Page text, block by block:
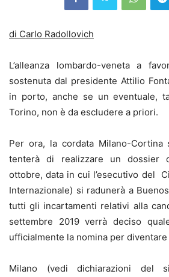
di Carlo Radollovich
L’alleanza lombardo-veneta a
sostenuta dal presidente Attilio
in porto, anche se un eventuale,
Torino, non è da escludere a priori.
Per ora, la cordata Milano-Cortina
tenterà di realizzare un dossier
ottobre, data in cui l’esecutivo del
Internazionale) si radunerà a
tutti gli incartamenti relativi alla
settembre 2019 verrà deciso
ufficialmente la nomina per
Milano (vedi dichiarazioni del